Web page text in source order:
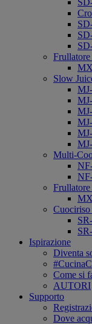
Frullatore
Slow
Multi-
Frullatore
Cuociriso
Ispirazione
Diventa
Come si
AUTORI
Supporto
Dove